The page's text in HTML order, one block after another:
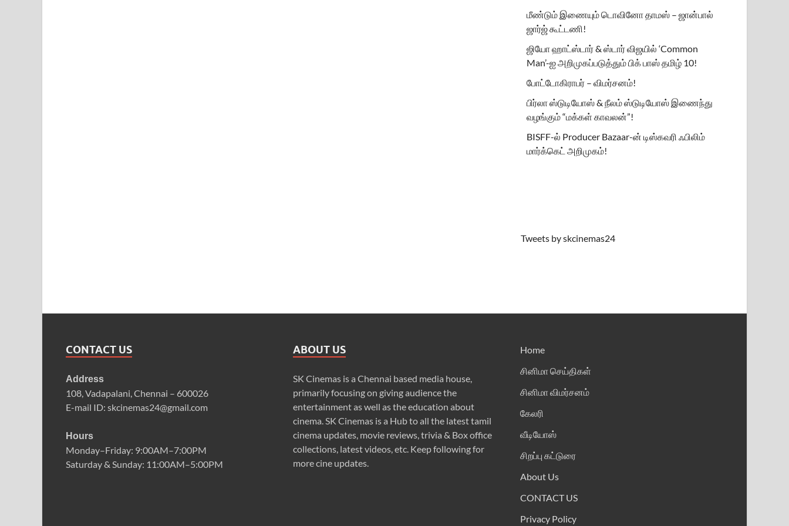
மீண்டும் இணையும் டொவினோ தாமஸ் – ஜான்பால்
ஜார்ஜ் கூட்டணி!
ஜியோ ஹாட்ஸ்டார் & ஸ்டார் விஜயில் ‘Common
Man’-ஐ அறிமுகப்படுத்தும் பிக் பாஸ் தமிழ் 10!
போட்டோகிராபர் – விமர்சனம்!
பிர்லா ஸ்டுடியோஸ் & நீலம் ஸ்டுடியோஸ் இணைந்து
வழங்கும் “மக்கள் காவலன்”!
BISFF-ல் Producer Bazaar-ன் டிஸ்கவரி ஃபிலிம்
மார்க்கெட் அறிமுகம்!
Tweets by skcinemas24
CONTACT US
Address
108, Vadapalani, Chennai – 600026
E-mail ID: skcinemas24@gmail.com
Hours
Monday–Friday: 9:00AM–7:00PM
Saturday & Sunday: 11:00AM–5:00PM
ABOUT US
SK Cinemas is a Chennai based media house,
primarily focusing on giving audience the
entertainment as well as the education about
cinema. SK Cinemas is a Hub to all the latest tamil
cinema updates, movie reviews, trivia & Box office
collections, latest videos, etc. Keep following for
more cine updates.
Home
சினிமா செய்திகள்
சினிமா விமர்சனம்
கேலரி
வீடியோஸ்
சிறப்பு கட்டுரை
About Us
CONTACT US
Privacy Policy